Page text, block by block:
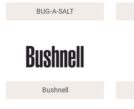
BUG-A-SALT
Bushnell